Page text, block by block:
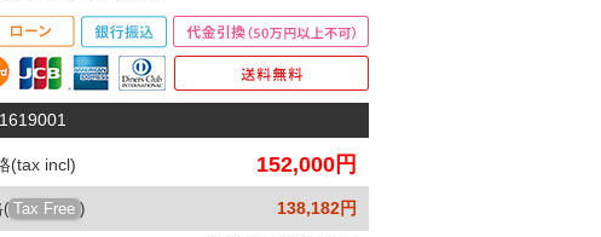
(tax incl) 152,000円
( Tax Free ) 138,182円